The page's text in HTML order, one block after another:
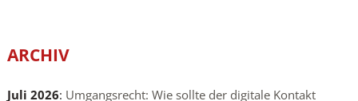
ARCHIV
Juli 2026: Umgangsrecht: Wie sollte der digitale Kontakt